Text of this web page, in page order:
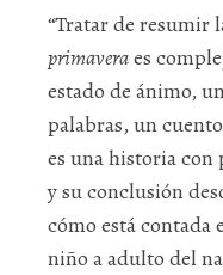
“Tratar de resumir
primaveraes
estado de ánimo,
palabras, un
es una historia
y su conclusión
cómo está contada
niño a adulto del